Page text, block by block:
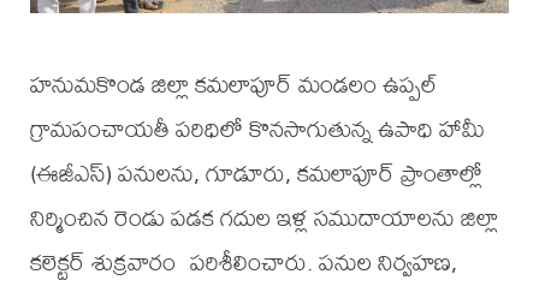
హనుమకొండ జిల్లా కమలాపూర్ మండలం ఉప్పల్
గ్రామపంచాయతీ పరిధిలో కొనసాగుతున్న ఉపాధి హామీ
(ఈజీఎస్) పనులను, గూడూరు, కమలాపూర్ ప్రాంతాల్లో
నిర్మించిన రెండు పడక గదుల ఇళ్ల సముదాయాలను జిల్లా
కలెక్టర్ శుక్రవారం పరిశీలించారు. పనుల నిర్వహణ,